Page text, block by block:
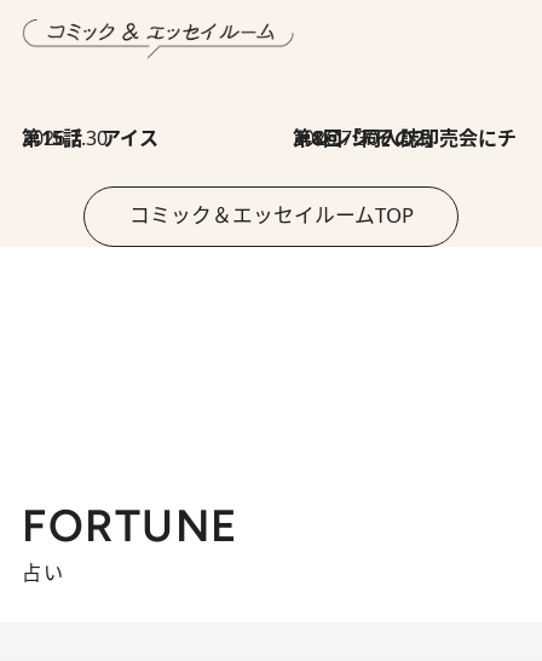
2026.7.30
第15話 アイス 2026.7.30
第8回「同人誌即売会にチャレンジ その2」
コミック＆エッセイルームTOP
FORTUNE
占い